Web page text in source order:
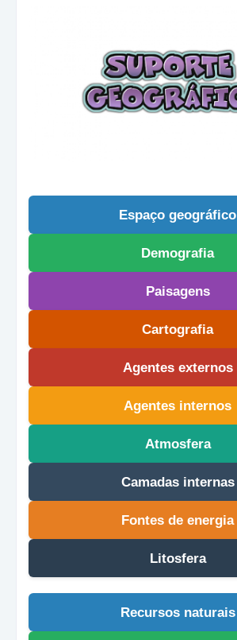
Espaço geográfico
Demografia
Paisagens
Cartografia
Agentes externos
Agentes internos
Atmosfera
Camadas internas
Fontes de energia
Litosfera
Recursos naturais